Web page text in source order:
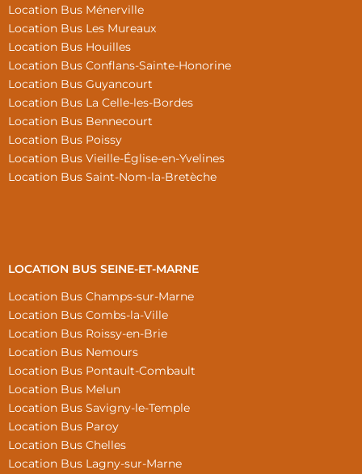
Location Bus Ménerville
Location Bus Les Mureaux
Location Bus Houilles
Location Bus Conflans-Sainte-Honorine
Location Bus Guyancourt
Location Bus La Celle-les-Bordes
Location Bus Bennecourt
Location Bus Poissy
Location Bus Vieille-Église-en-Yvelines
Location Bus Saint-Nom-la-Bretèche
LOCATION BUS SEINE-ET-MARNE
Location Bus Champs-sur-Marne
Location Bus Combs-la-Ville
Location Bus Roissy-en-Brie
Location Bus Nemours
Location Bus Pontault-Combault
Location Bus Melun
Location Bus Savigny-le-Temple
Location Bus Paroy
Location Bus Chelles
Location Bus Lagny-sur-Marne